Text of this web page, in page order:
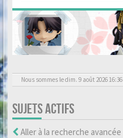
Nous sommes le dim. 9 août 2026 16:36
SUJETS ACTIFS
Aller à la recherche avancée